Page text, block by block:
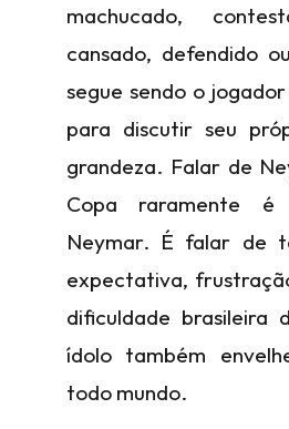
machucado,
cansado, defendido
segue sendo o
para discutir seu
grandeza. Falar de
Copa raramente
Neymar. É falar de
expectativa,
dificuldade brasileira
ídolo também
todo mundo.